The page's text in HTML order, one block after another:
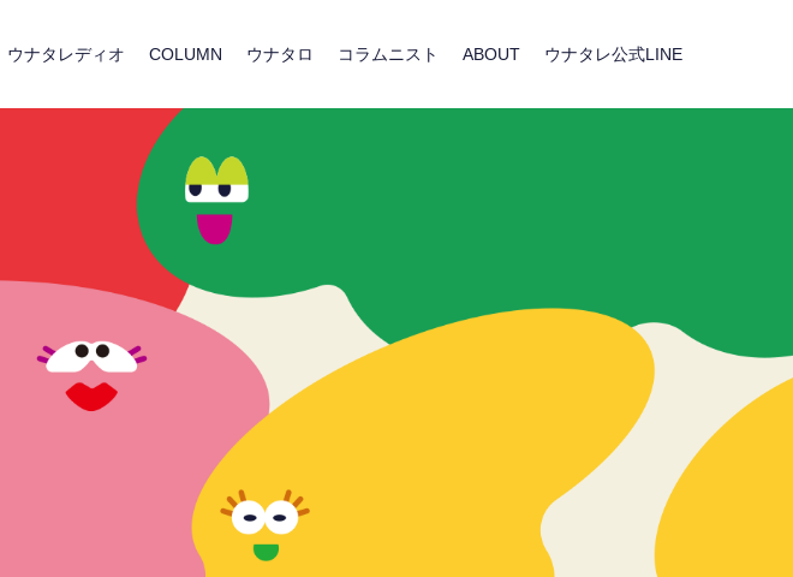
ウナタレディオ COLUMN ウナタロ コラムニスト ABOUT ウナタレ公式LINE